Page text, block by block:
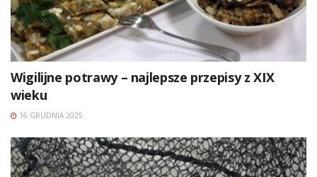
Wigilijne potrawy – najlepsze przepisy z XIX
wieku
16 GRUDNIA 2025